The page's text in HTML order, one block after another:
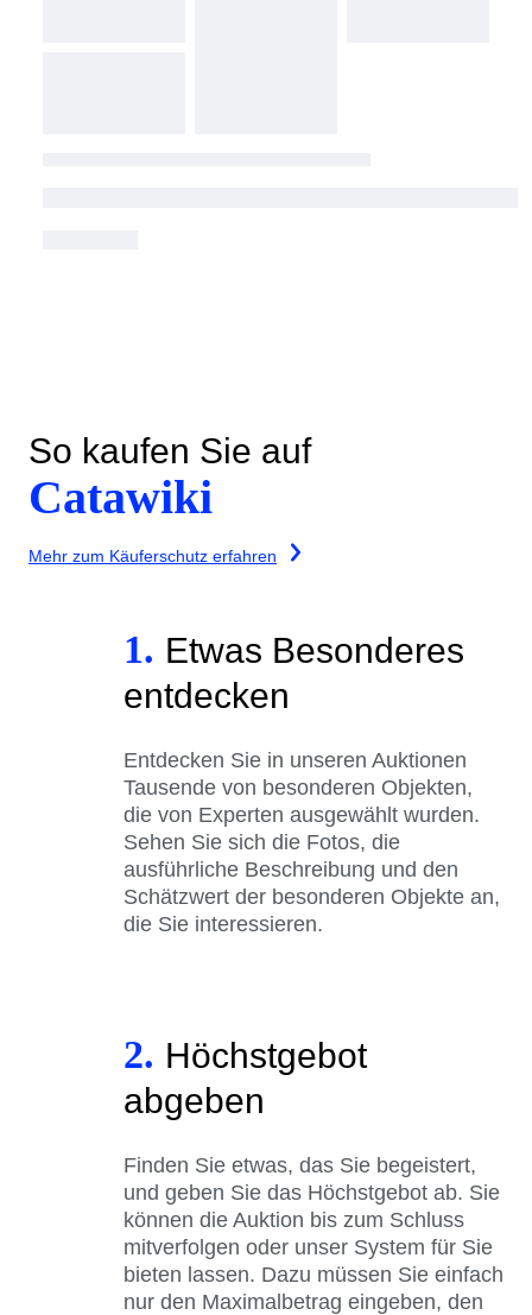
So kaufen Sie auf
Catawiki
Mehr zum Käuferschutz erfahren
1. Etwas Besonderes
entdecken
Entdecken Sie in unseren Auktionen
Tausende von besonderen Objekten,
die von Experten ausgewählt wurden.
Sehen Sie sich die Fotos, die
ausführliche Beschreibung und den
Schätzwert der besonderen Objekte an,
die Sie interessieren.
2. Höchstgebot
abgeben
Finden Sie etwas, das Sie begeistert,
und geben Sie das Höchstgebot ab. Sie
können die Auktion bis zum Schluss
mitverfolgen oder unser System für Sie
bieten lassen. Dazu müssen Sie einfach
nur den Maximalbetrag eingeben, den